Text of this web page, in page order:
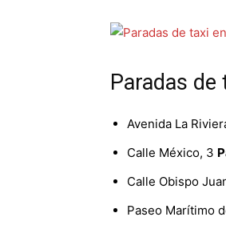
Paradas
Avenida La
Calle México, 3
Calle Obispo
Paseo Marítimo